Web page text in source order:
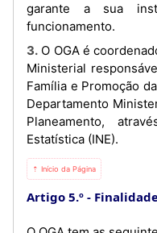
garante a sua
funcionamento.
3. O OGA é coordenado pelo Titular do Departamento
Ministerial
Família e Promoção
Departamento
Planeamento,
Estatística (INE).
⇡ Início da Página
Artigo 5.º